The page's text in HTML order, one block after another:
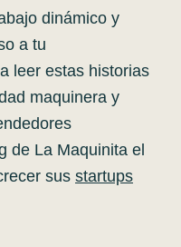
dinámico y
a tu
leer estas historias
maquinera y
de La Maquinita el
sus startups